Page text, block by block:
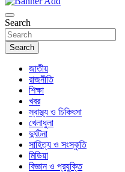
ডেইলি প্রেসওয়াচ
Search
Search
জাতীয়
রাজনীতি
শিক্ষা
খবর
স্বাস্থ্য ও চিকিৎসা
খেলাধুলা
দুর্ঘটনা
সাহিত্য ও সংস্কৃতি
মিডিয়া
বিজ্ঞান ও প্রযুক্তি